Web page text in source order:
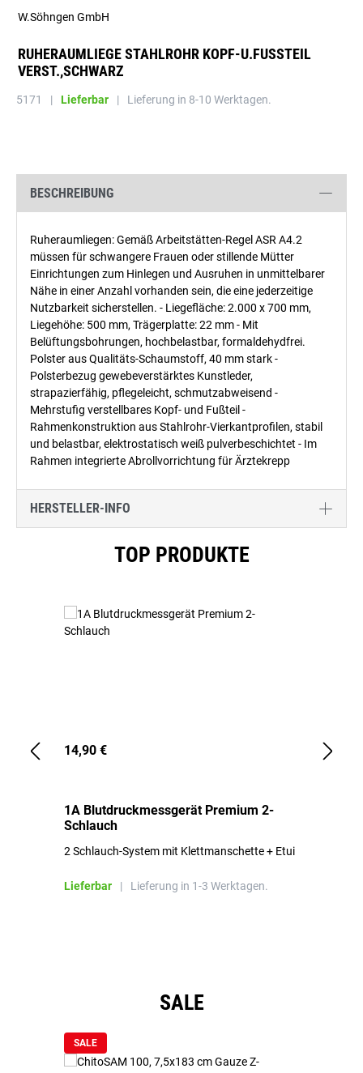
RUHERAUMLIEGE STAHLROHR KOPF-U.FUSSTEIL V
ERST.,SCHWARZ
W.Söhngen GmbH
5171 | Lieferbar | Lieferung in 8-10 Werktagen.
BESCHREIBUNG
Ruheraumliegen: Gemäß Arbeitstätten-Regel ASR A4.2
müssen für schwangere Frauen oder stillende Mütter
Einrichtungen zum Hinlegen und Ausruhen in unmittelbarer
Nähe in einer Anzahl vorhanden sein, die eine jederzeitige
Nutzbarkeit sicherstellen. - Liegefläche: 2.000 x 700 mm,
Liegehöhe: 500 mm, Trägerplatte: 22 mm - Mit
Belüftungsbohrungen, hochbelastbar, formaldehydfrei.
Polster aus Qualitäts-Schaumstoff, 40 mm stark -
Polsterbezug gewebeverstärktes Kunstleder,
strapazierfähig, pflegeleicht, schmutzabweisend -
Mehrstufig verstellbares Kopf- und Fußteil -
Rahmenkonstruktion aus Stahlrohr-Vierkantprofilen, stabil
und belastbar, elektrostatisch weiß pulverbeschichtet - Im
Rahmen integrierte Abrollvorrichtung für Ärztekrepp
HERSTELLER-INFO
TOP PRODUKTE
14,90 €
1A Blutdruckmessgerät Premium 2-
Schlauch
2 Schlauch-System mit Klettmanschette + Etui
Lieferbar | Lieferung in 1-3 Werktagen.
SALE
SALE